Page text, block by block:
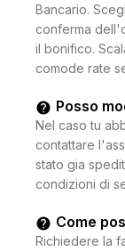
Bancario.
conferma
il bonifico.
comode rate
Posso
Nel caso tu
contattare
stato gia
condizioni di
Come
Richiedere la